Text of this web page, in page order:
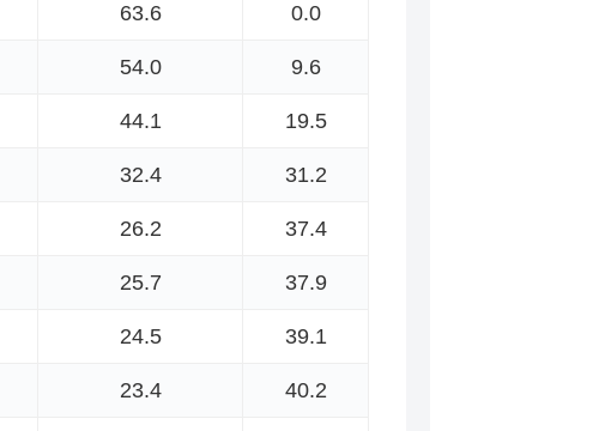
63.6 0.0
54.0 9.6
44.1 19.5
32.4 31.2
26.2 37.4
25.7 37.9
24.5 39.1
23.4 40.2